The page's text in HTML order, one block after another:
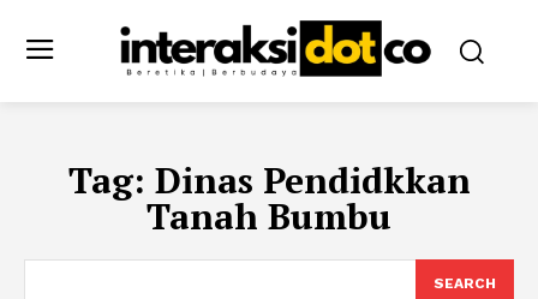
Tag: Dinas Pendidkkan
Tanah Bumbu
SEARCH